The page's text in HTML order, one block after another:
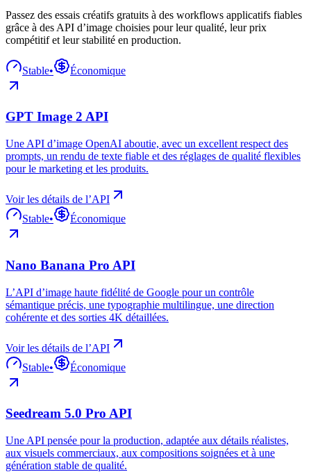
Passez des essais créatifs gratuits à des workflows applicatifs fiables
grâce à des API d’image choisies pour leur qualité, leur prix
compétitif et leur stabilité en production.
Stable• Économique
GPT Image 2 API
Une API d’image OpenAI aboutie, avec un excellent respect des
prompts, un rendu de texte fiable et des réglages de qualité flexibles
pour le marketing et les produits.
Voir les détails de l’API
Stable• Économique
Nano Banana Pro API
L’API d’image haute fidélité de Google pour un contrôle
sémantique précis, une typographie multilingue, une direction
cohérente et des sorties 4K détaillées.
Voir les détails de l’API
Stable• Économique
Seedream 5.0 Pro API
Une API pensée pour la production, adaptée aux détails réalistes,
aux visuels commerciaux, aux compositions soignées et à une
génération stable de qualité.